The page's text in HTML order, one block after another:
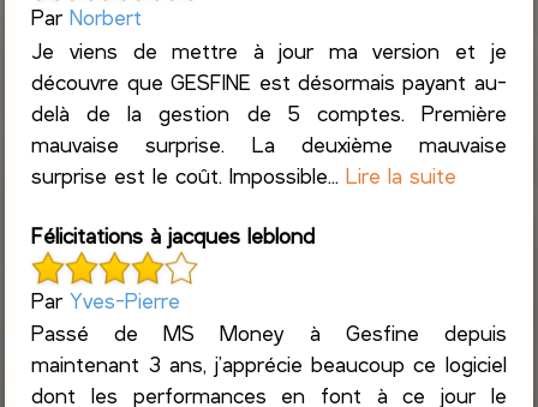
ParNorbert
Je viens de mettre à jour ma version et je
découvre que GESFINE est désormais payant au-
delà de la gestion de 5 comptes. Première
mauvaise surprise. La deuxième mauvaise
surprise est le coût. Impossible...Lire la suite
Félicitations à jacques leblond
ParYves-Pierre
Passé de MS Money à Gesfine depuis
maintenant 3 ans, j’apprécie beaucoup ce logiciel
dont les performances en font à ce jour le